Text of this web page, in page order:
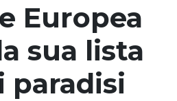
Europea
sua lista
paradisi